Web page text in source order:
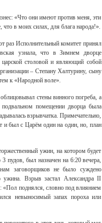
«Что они имеют против меня, эти
что в моих силах, для блага народа!».
раз Исполнительный комитет принял
узнала, что в Зимнем дворце
столовой и являющий собой
– Степану Халтурину, сыну
к «Народной воле».
стены винного погреба, а
помещении дворца была
взрывчатка. Примечательно,
и был с Царём один на один, но, план
ужин, на котором будет
пудов, был назначен на 6:20 вечера,
заговорщиков не было суждено
ужина. Взрыв застал Александра II
«Пол поднялся, словно под влиянием
невыносимый запах пороха или